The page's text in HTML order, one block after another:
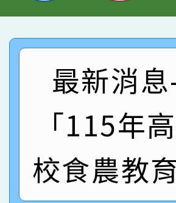
臺灣台語-第
市賽榮獲科
創客第三名。
賀！本校參
賽 洪綺君教
名
賀！本校阿
倩參加桃園
名 指導老師
賀！本校四
園市英語競
指導老師林
賀！本校參
賽 劉文瑛教
臺灣台語-第
賀！本校參
市賽榮獲科
最新消
「115年
校食農教